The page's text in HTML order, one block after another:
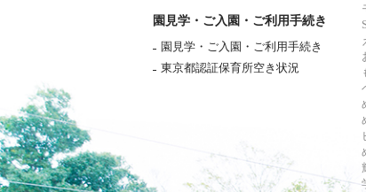
園見学・ご入園・ご利用手続き
園見学・ご入園・ご利用手続き
東京都認証保育所空き状況